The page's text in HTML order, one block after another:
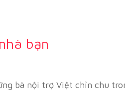
bạn
bà nội trợ Việt chỉn chu